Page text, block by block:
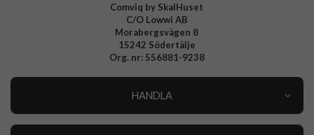
Comviq by SkalHuset
C/O Lowwi AB
Morabergsvägen 8
15242 Södertälje
Org. nr: 556881-9238
HANDLA